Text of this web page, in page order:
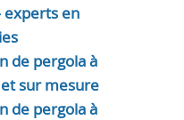
en
de pergola à
et sur mesure
de pergola à